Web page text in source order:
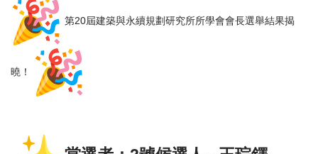
第20屆建築與永續規劃研究所所學會會長選舉結果揭
曉！